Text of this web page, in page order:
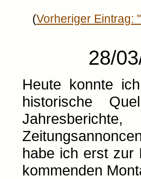
(Vorheriger Eintrag:
28/
Heute konnte
historische
habe ich erst zur
kommenden